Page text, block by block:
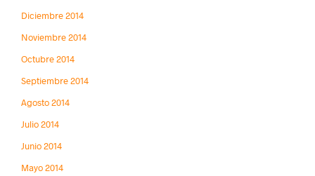
Diciembre 2014
Noviembre 2014
Octubre 2014
Septiembre 2014
Agosto 2014
Julio 2014
Junio 2014
Mayo 2014